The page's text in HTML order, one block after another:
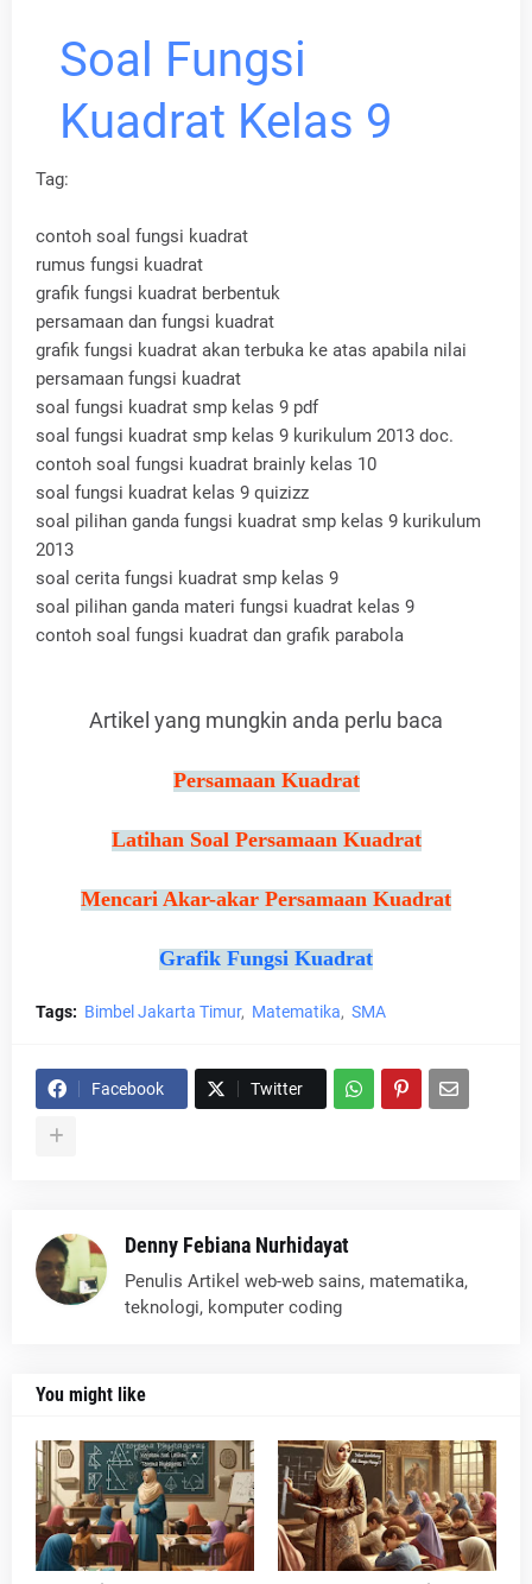
Soal Fungsi
Kuadrat Kelas 9
Tag:
contoh soal fungsi kuadrat
rumus fungsi kuadrat
grafik fungsi kuadrat berbentuk
persamaan dan fungsi kuadrat
grafik fungsi kuadrat akan terbuka ke atas apabila nilai
persamaan fungsi kuadrat
soal fungsi kuadrat smp kelas 9 pdf
soal fungsi kuadrat smp kelas 9 kurikulum 2013 doc.
contoh soal fungsi kuadrat brainly kelas 10
soal fungsi kuadrat kelas 9 quizizz
soal pilihan ganda fungsi kuadrat smp kelas 9 kurikulum
2013
soal cerita fungsi kuadrat smp kelas 9
soal pilihan ganda materi fungsi kuadrat kelas 9
contoh soal fungsi kuadrat dan grafik parabola
Artikel yang mungkin anda perlu baca
Persamaan Kuadrat
Latihan Soal Persamaan Kuadrat
Mencari Akar-akar Persamaan Kuadrat
Grafik Fungsi Kuadrat
Tags: Bimbel Jakarta Timur Matematika SMA
Facebook Twitter
Denny Febiana Nurhidayat
Penulis Artikel web-web sains, matematika,
teknologi, komputer coding
You might like